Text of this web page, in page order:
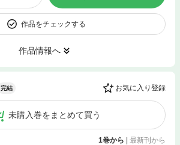
作品をチェックする
作品情報へ
完結 お気に入り登録
未購入巻をまとめて買う
1巻から | 最新刊から